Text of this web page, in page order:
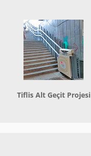
Tiflis Alt Geçit Projesi